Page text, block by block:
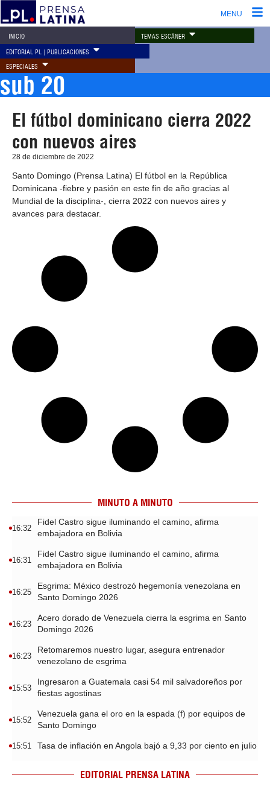
MENU
INICIO TEMAS ESCÁNER
EDITORIAL PL | PUBLICACIONES
ESPECIALES
sub 20
El fútbol dominicano cierra 2022
con nuevos aires
28 de diciembre de 2022
Santo Domingo (Prensa Latina) El fútbol en la República
Dominicana -fiebre y pasión en este fin de año gracias al
Mundial de la disciplina-, cierra 2022 con nuevos aires y
avances para destacar.
MINUTO A MINUTO
16:32
Fidel Castro sigue iluminando el camino, afirma
embajadora en Bolivia
16:31
Fidel Castro sigue iluminando el camino, afirma
embajadora en Bolivia
16:25
Esgrima: México destrozó hegemonía venezolana en
Santo Domingo 2026
16:23
Acero dorado de Venezuela cierra la esgrima en Santo
Domingo 2026
16:23
Retomaremos nuestro lugar, asegura entrenador
venezolano de esgrima
15:53
Ingresaron a Guatemala casi 54 mil salvadoreños por
fiestas agostinas
15:52
Venezuela gana el oro en la espada (f) por equipos de
Santo Domingo
15:51 Tasa de inflación en Angola bajó a 9,33 por ciento en julio
EDITORIAL PRENSA LATINA